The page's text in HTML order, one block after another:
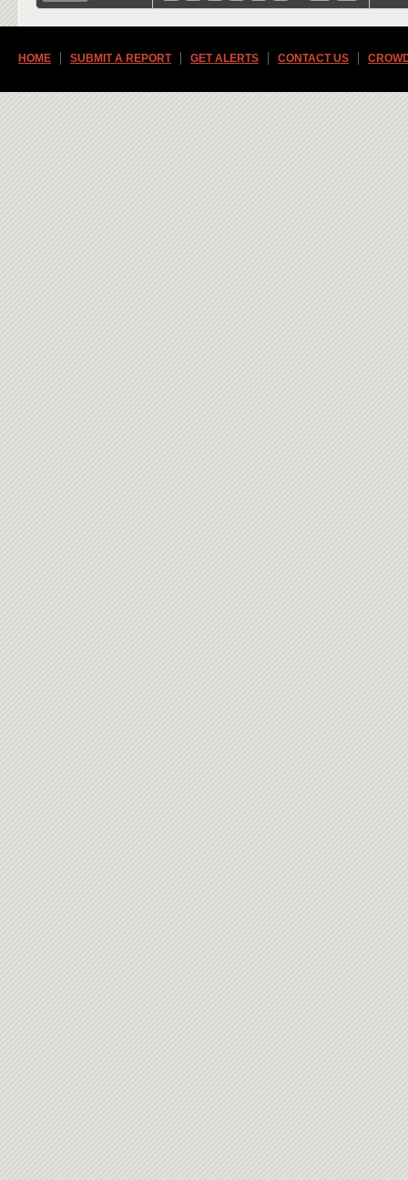
HOME SUBMIT A REPORT GET ALERTS CONTACT US